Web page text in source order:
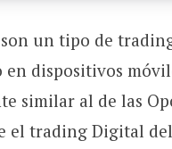
un tipo de
dispositivos
similar al de las
el trading Digital